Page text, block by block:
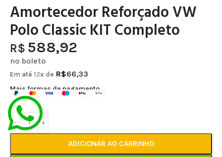
Amortecedor Reforçado VW
Polo Classic KIT Completo
R$ 588,92
no boleto
Em até 12x de R$66,33
Mais formas de pagamento
ADICIONAR AO CARRINHO